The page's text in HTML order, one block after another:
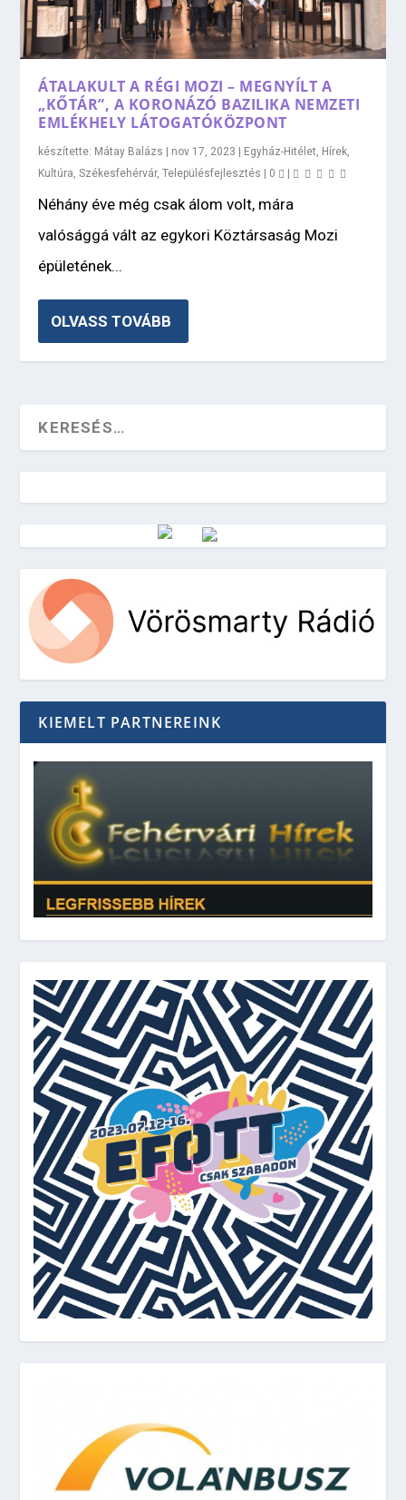
ÁTALAKULT A RÉGI MOZI – MEGNYÍLT A
„KŐTÁR”, A KORONÁZÓ BAZILIKA NEMZETI
EMLÉKHELY LÁTOGATÓKÖZPONT
készítette: Mátay Balázs | nov 17, 2023 | Egyház-Hitélet Hírek
Kultúra ,Székesfehérvár,Településfejlesztés | 0 |
Néhány éve még csak álom volt, mára
valósággá vált az egykori Köztársaság Mozi
épületének...
OLVASS TOVÁBB
Vörösmarty Rádió
KIEMELT PARTNEREINK